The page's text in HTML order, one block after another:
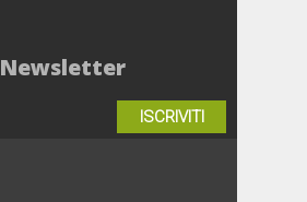
Newsletter
ISCRIVITI